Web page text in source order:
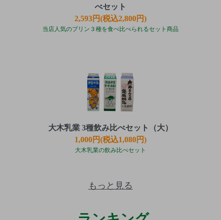
べセット
2,593円(税込2,800円)
当店人気のプリン３種を食べ比べられるセット商品
大木乳業 3種飲み比べセット（大）
1,000円(税込1,080円)
大木乳業の飲み比べセット
もっと見る